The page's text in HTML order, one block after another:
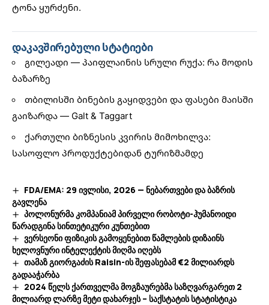
ტონა ყურძენი.
დაკავშირებული სტატიები
გილეადი — პაიფლაინის სრული რუქა: რა მოდის
ბაზარზე
თბილისში ბინების გაყიდვები და ფასები მაისში
გაიზარდა — Galt & Taggart
ქართული ბიზნესის კვირის მიმოხილვა:
სასოფლო პროდუქტებიდან ტურიზმამდე
FDA/EMA: 29 ივლისი, 2026 — ნებართვები და ბაზრის
გავლენა
პოლონურმა კომპანიამ პირველი რობოტი-ჰუმანოიდი
წარადგინა სინთეტიკური კუნთებით
ვერსეონი ფიზიკის გამოყენებით წამლების დიზაინს
ხელოვნური ინტელექტის მიღმა იღებს
თამაზ გიორგაძის Raisin-ის შეფასებამ €2 მილიარდს
გადააჭარბა
2024 წელს ქართველმა მოგზაურებმა საზღვარგარეთ 2
მილიარდ ლარზე მეტი დახარჯეს – საქსტატის სტატისტიკა